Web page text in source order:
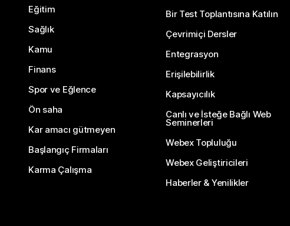
Eğitim
Sağlık
Kamu
Finans
Spor ve Eğlence
Ön saha
Kar amacı gütmeyen
Başlangıç Firmaları
Karma Çalışma
Bir Test Toplantısına Katılın
Çevrimiçi Dersler
Entegrasyon
Erişilebilirlik
Kapsayıcılık
Canlı ve İsteğe Bağlı Web
Seminerleri
Webex Topluluğu
Webex Geliştiricileri
Haberler & Yenilikler